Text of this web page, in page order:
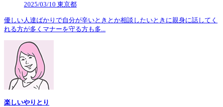
2025/03/10 東京都
優しい人達ばかりで自分が辛いときとか相談したいときに親身に話してく
れる方が多くマナーを守る方も多...
楽しいやりとり